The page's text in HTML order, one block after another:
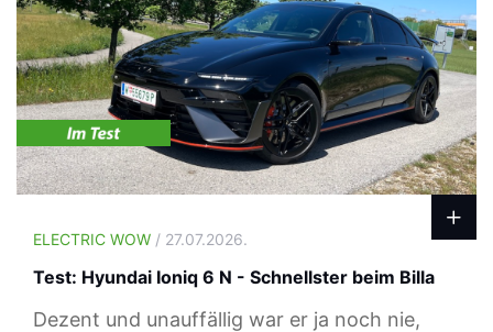
ELECTRIC WOW / 27.07.2026.
Test: Hyundai Ioniq 6 N - Schnellster beim Billa
Dezent und unauffällig war er ja noch nie,